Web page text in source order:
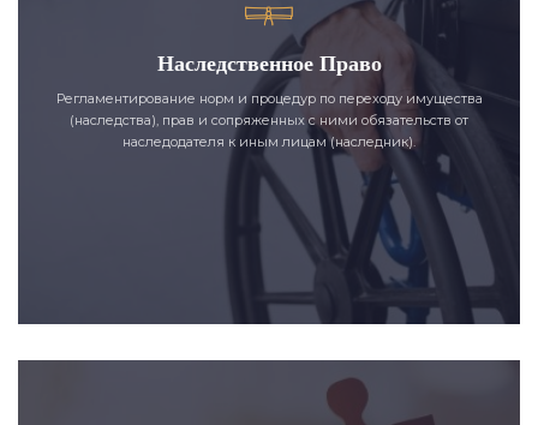
Наследственное Право
Регламентирование норм и процедур по переходу имущества
(наследства), прав и сопряженных с ними обязательств от
наследодателя к иным лицам (наследник).